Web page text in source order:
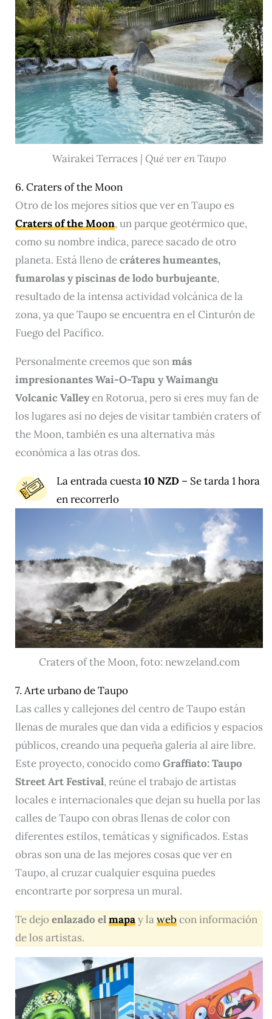
Wairakei Terraces | Qué ver en Taupo
6. Craters of the Moon
Otro de los mejores sitios que ver en Taupo es
Craters of the Moon, un parque geotérmico que,
como su nombre indica, parece sacado de otro
planeta. Está lleno decráteres humeantes,
fumarolas y piscinas de lodo burbujeante,
resultado de la intensa actividad volcánica de la
zona, ya que Taupo se encuentra en el Cinturón de
Fuego del Pacífico.
Personalmente creemos que sonmás
impresionantes Wai-O-Tapu y Waimangu
Volcanic Valleyen Rotorua, pero si eres muy fan de
los lugares así no dejes de visitar también craters of
the Moon, también es una alternativa más
económica a las otras dos.
La entrada cuesta10 NZD – Se tarda 1 hora
en recorrerlo
Craters of the Moon, foto: newzeland.com
7. Arte urbano de Taupo
Las calles y callejones del centro de Taupo están
llenas de murales que dan vida a edificios y espacios
públicos, creando una pequeña galería al aire libre.
Este proyecto, conocido comoGraffiato: Taupo
Street Art Festival, reúne el trabajo de artistas
locales e internacionales que dejan su huella por las
calles de Taupo con obras llenas de color con
diferentes estilos, temáticas y significados. Estas
obras son una de las mejores cosas que ver en
Taupo, al cruzar cualquier esquina puedes
encontrarte por sorpresa un mural.
Te dejoenlazado elmapay lawebcon información
de los artistas.